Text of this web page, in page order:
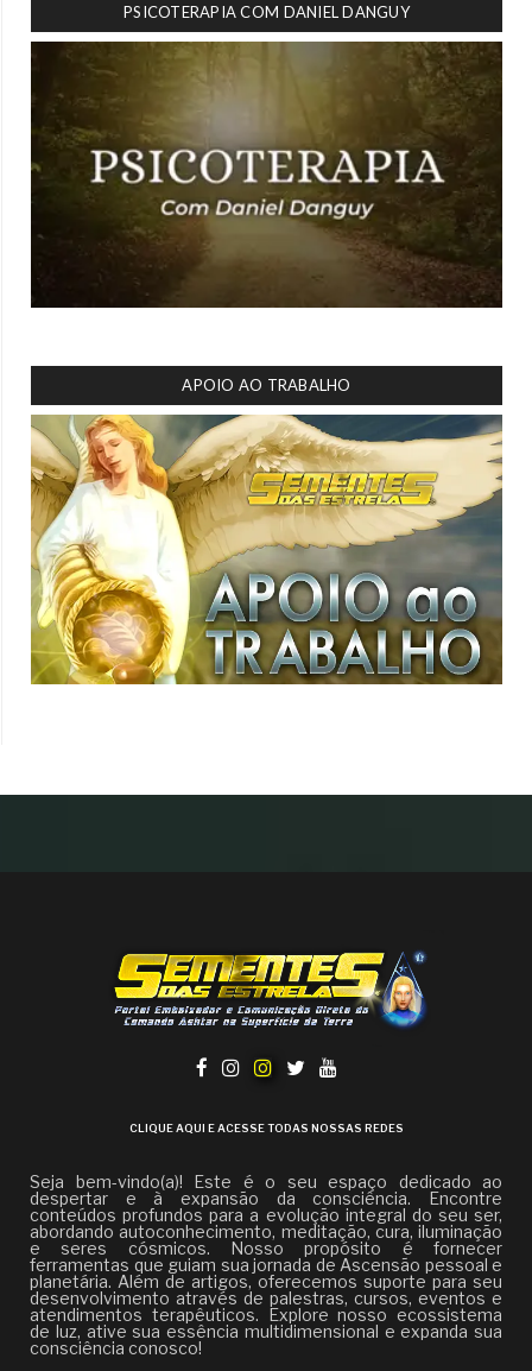
PSICOTERAPIA COM DANIEL DANGUY
APOIO AO TRABALHO
CLIQUE AQUI E ACESSE TODAS NOSSAS REDES
Seja bem-vindo(a)! Este é o seu espaço dedicado ao
despertar e à expansão da consciência. Encontre
conteúdos profundos para a evolução integral do seu ser,
abordando autoconhecimento, meditação, cura, iluminação
e seres cósmicos. Nosso propósito é fornecer
ferramentas que guiam sua jornada de Ascensão pessoal e
planetária. Além de artigos, oferecemos suporte para seu
desenvolvimento através de palestras, cursos, eventos e
atendimentos terapêuticos. Explore nosso ecossistema
de luz, ative sua essência multidimensional e expanda sua
consciência conosco!